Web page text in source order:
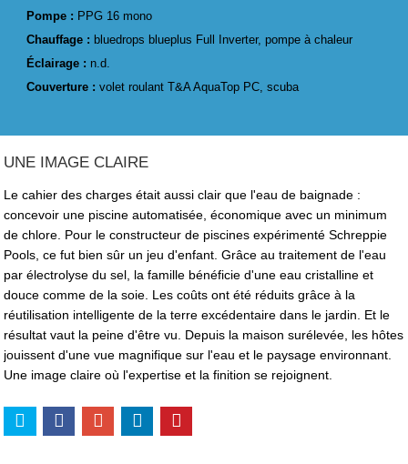
Pompe : PPG 16 mono
Chauffage : bluedrops blueplus Full Inverter, pompe à chaleur
Éclairage : n.d.
Couverture :volet roulant T&A AquaTop PC, scuba
UNE IMAGE CLAIRE
Le cahier des charges était aussi clair que l'eau de baignade :
concevoir une piscine automatisée, économique avec un minimum
de chlore. Pour le constructeur de piscines expérimenté Schreppie
Pools, ce fut bien sûr un jeu d'enfant. Grâce au traitement de l'eau
par électrolyse du sel, la famille bénéficie d'une eau cristalline et
douce comme de la soie. Les coûts ont été réduits grâce à la
réutilisation intelligente de la terre excédentaire dans le jardin. Et le
résultat vaut la peine d'être vu. Depuis la maison surélevée, les hôtes
jouissent d'une vue magnifique sur l'eau et le paysage environnant.
Une image claire où l'expertise et la finition se rejoignent.